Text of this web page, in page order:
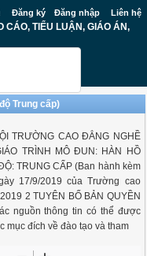
Đăng ký Đăng nhập Liên hệ
CÁO, TIỂU LUẬN, GIÁO ÁN,
Trung cấp)
TRƯỜNG CAO ĐẲNG NGHỀ
TRÌNH MÔ ĐUN: HÀN HỒ
TRUNG CẤP (Ban hành kèm
17/9/2019 của Trường cao
2 TUYÊN BỐ BẢN QUYỀN
nguồn thông tin có thể được
mục đích về đào tạo và tham